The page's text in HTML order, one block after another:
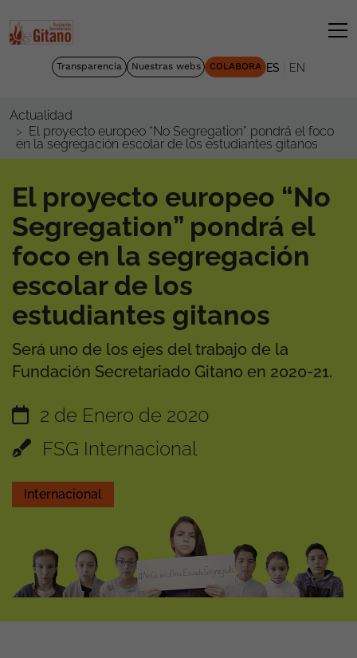
Transparencia Nuestras webs COLABORA ES EN
Actualidad
El proyecto europeo “No Segregation” pondrá el foco
en la segregación escolar de los estudiantes gitanos
El proyecto europeo “No
Segregation” pondrá el
foco en la segregación
escolar de los
estudiantes gitanos
Será uno de los ejes del trabajo de la
Fundación Secretariado Gitano en 2020-21.
2 de Enero de 2020
FSG Internacional
Internacional